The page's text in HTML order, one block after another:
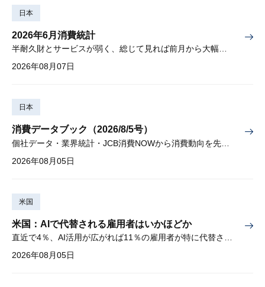
日本
2026年6月消費統計
半耐久財とサービスが弱く、総じて見れば前月から大幅に減少
2026年08月07日
日本
消費データブック（2026/8/5号）
2026年08月05日
米国
米国：AIで代替される雇用者はいかほどか
直近で4％、AI活用が広がれば11％の雇用者が特に代替されやすい
2026年08月05日